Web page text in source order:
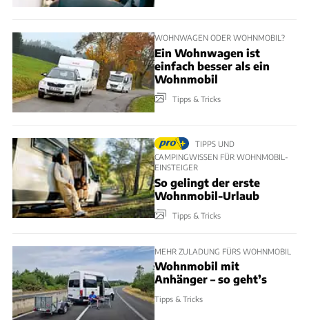
WOHNWAGEN ODER WOHNMOBIL?
Ein Wohnwagen ist
einfach besser als ein
Wohnmobil
Tipps & Tricks
TIPPS UND
CAMPINGWISSEN FÜR WOHNMOBIL-
EINSTEIGER
So gelingt der erste
Wohnmobil-Urlaub
Tipps & Tricks
MEHR ZULADUNG FÜRS WOHNMOBIL
Wohnmobil mit
Anhänger – so geht’s
Tipps & Tricks